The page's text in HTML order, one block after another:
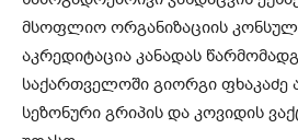
მსოფლიო ორგანიზაციის
აკრედიტაცია კანადას
საქართველოში გიორგი ფხაკაძე
სეზონური გრიპის და კოვიდის